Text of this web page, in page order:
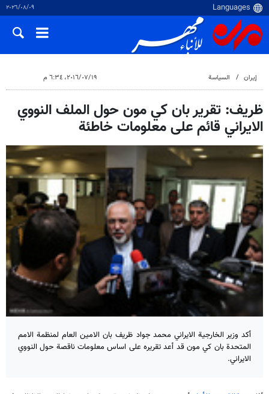
٠٩‏/٠٨‏/٢٠٢٦
إيران السياسة ١٩‏/٠٧‏/٢٠١٦، ٦:٣٤ م
ظريف: تقرير بان كي مون حول الملف النووي
الايراني قائم على معلومات خاطئة
أكد وزير الخارجية الايراني محمد جواد ظريف بان الامين العام لمنظمة الامم
المتحدة بان كي مون قد أعد تقريره على اساس معلومات ناقصة حول النووي
الايراني.